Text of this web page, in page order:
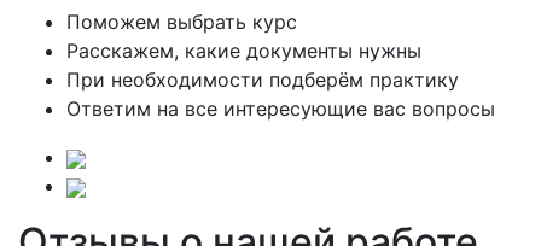
Поможем выбрать курс
Расскажем, какие документы нужны
При необходимости подберём практику
Ответим на все интересующие вас вопросы